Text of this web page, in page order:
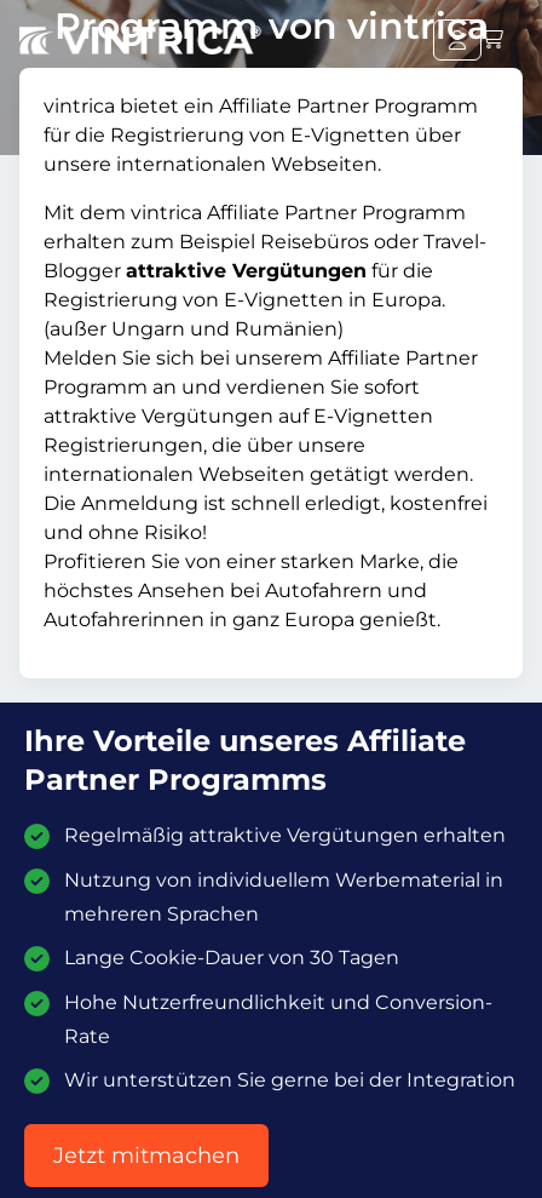
Programm von vintrica
vintrica bietet ein Affiliate Partner Programm
für die Registrierung von E-Vignetten über
unsere internationalen Webseiten.
Mit dem vintrica Affiliate Partner Programm
erhalten zum Beispiel Reisebüros oder Travel-
Blogger attraktive Vergütungen für die
Registrierung von E-Vignetten in Europa.
(außer Ungarn und Rumänien)
Melden Sie sich bei unserem Affiliate Partner
Programm an und verdienen Sie sofort
attraktive Vergütungen auf E-Vignetten
Registrierungen, die über unsere
internationalen Webseiten getätigt werden.
Die Anmeldung ist schnell erledigt, kostenfrei
und ohne Risiko!
Profitieren Sie von einer starken Marke, die
höchstes Ansehen bei Autofahrern und
Autofahrerinnen in ganz Europa genießt.
Ihre Vorteile unseres Affiliate
Partner Programms
Regelmäßig attraktive Vergütungen erhalten
Nutzung von individuellem Werbematerial in
mehreren Sprachen
Lange Cookie-Dauer von 30 Tagen
Hohe Nutzerfreundlichkeit und Conversion-
Rate
Wir unterstützen Sie gerne bei der Integration
Jetzt mitmachen